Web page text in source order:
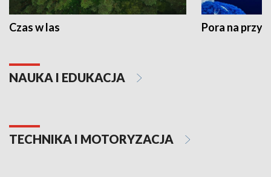
Czas w las Pora na
NAUKA I EDUKACJA
TECHNIKA I MOTORYZACJA